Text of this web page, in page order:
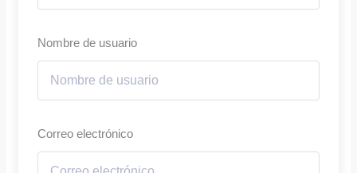
Nombre de usuario
Correo electrónico